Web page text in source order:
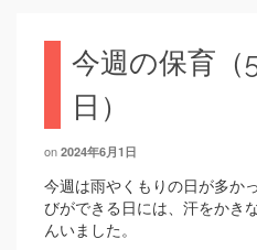
今週の保育（
日）
on 2024年6月1日
今週は雨やくもりの日が多か
びができる日には、汗をかき
んいました。